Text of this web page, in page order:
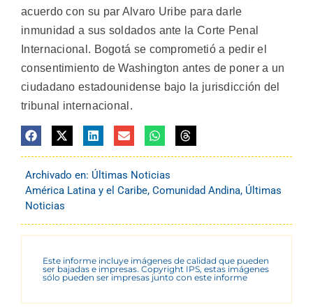
acuerdo con su par Alvaro Uribe para darle
inmunidad a sus soldados ante la Corte Penal
Internacional. Bogotá se comprometió a pedir el
consentimiento de Washington antes de poner a un
ciudadano estadounidense bajo la jurisdicción del
tribunal internacional.
Archivado en: Últimas Noticias
América Latina y el Caribe, Comunidad Andina, Últimas
Noticias
Este informe incluye imágenes de calidad que pueden
ser bajadas e impresas. Copyright IPS, estas imágenes
sólo pueden ser impresas junto con este informe